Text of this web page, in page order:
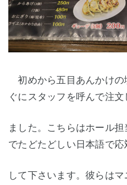
初めから五目あんかけの
ぐにスタッフを呼んで注文
ました。こちらはホール
でたどたどしい日本語で応
して下さいます。彼らは